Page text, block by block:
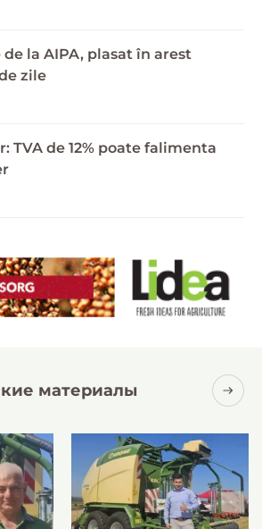
la AIPA, plasat în arest
zile
TVA de 12% poate falimenta
материалы